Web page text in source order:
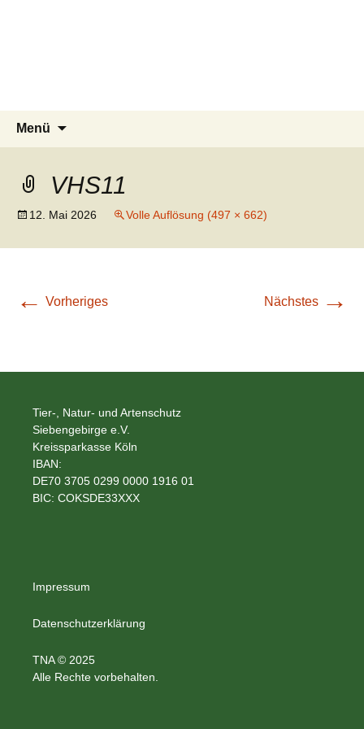
Tier Natur und Artenschutz
Siebengebirge e.V.
Tierschutzverein seit 1985 im
Siebengebirge – Orscheider
Menü
VHS11
12. Mai 2026 Volle Auflösung (497 × 662)
← Vorheriges Nächstes →
Tier-, Natur- und Artenschutz
Siebengebirge e.V.
Kreissparkasse Köln
IBAN:
DE70 3705 0299 0000 1916 01
BIC: COKSDE33XXX
Impressum
Datenschutzerklärung
TNA © 2025
Alle Rechte vorbehalten.